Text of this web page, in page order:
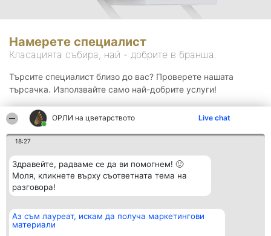
ОРЛИ на цветарството Live chat
18:27
Здравейте, радваме се да ви помогнем! 🙂
Моля, кликнете върху съответната тема на
разговора!
Аз съм лауреат, искам да получа маркетингови
материали
Намерете специалист
Класацията събира, най - добрите в бранша.
Търсите специалист близо до вас? Проверете нашата
търсачка. Използвайте само най-добрите услуги!
Организатор на
класиране
Класация Контакти